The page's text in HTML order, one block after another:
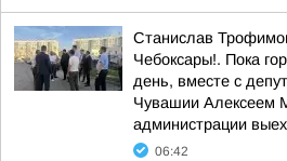
Станислав
Чебоксары!. Пока
день, вместе с
Чувашии Алексеем
администрации
06:42